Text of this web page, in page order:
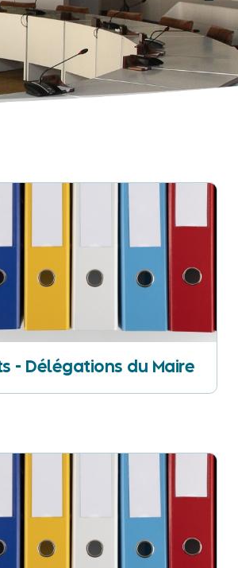
- Délégations du Maire